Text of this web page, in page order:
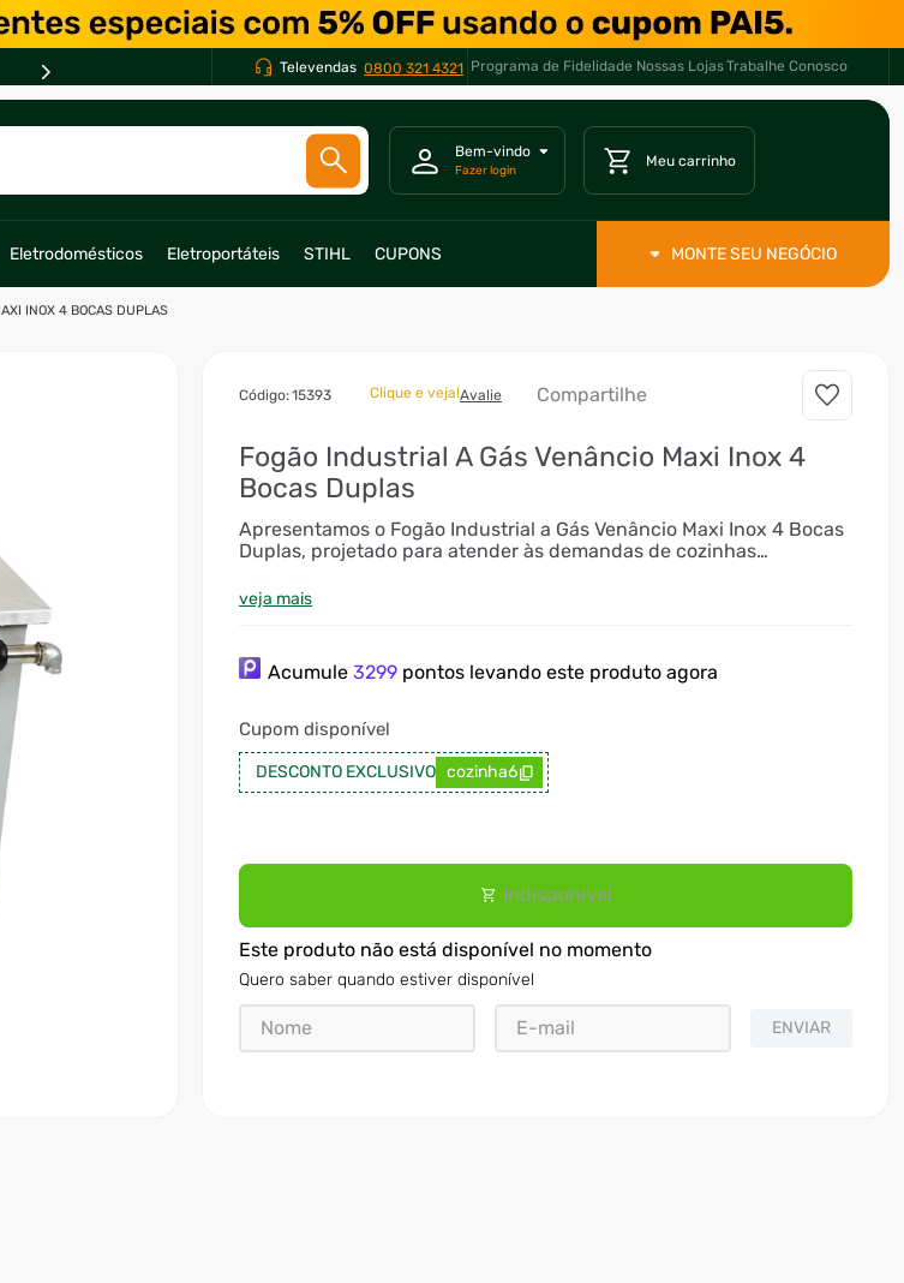
Televendas 0800 321 4321 Programa de Fidelidade Nossas LojasTrabalhe Conosco
Eletrodomésticos Eletroportáteis STIHL CUPONS MONTE SEU NEGÓCIO
INOX 4 BOCAS DUPLAS
:15393 Clique e veja!Avalie Compartilhe
Fogão Industrial A Gás Venâncio Maxi Inox 4
Bocas Duplas
Apresentamos o Fogão Industrial a Gás Venâncio Maxi Inox 4 Bocas
Duplas, projetado para atender às demandas de cozinhas
veja mais
Acumule3299 pontos levando este produto agora
Cupom disponível
DESCONTO EXCLUSIVO cozinha6
Indisponível
Este produto não está disponível no momento
Quero saber quando estiver disponível
ENVIAR